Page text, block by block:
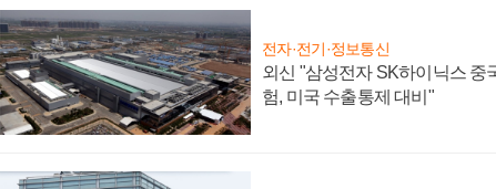
전자·전기·정보통신
외신 "삼성전자 SK하이닉스 중
험, 미국 수출통제 대비"